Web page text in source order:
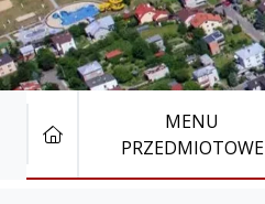
STRONA GŁÓWNAMENU
PRZEDMIOTOWE